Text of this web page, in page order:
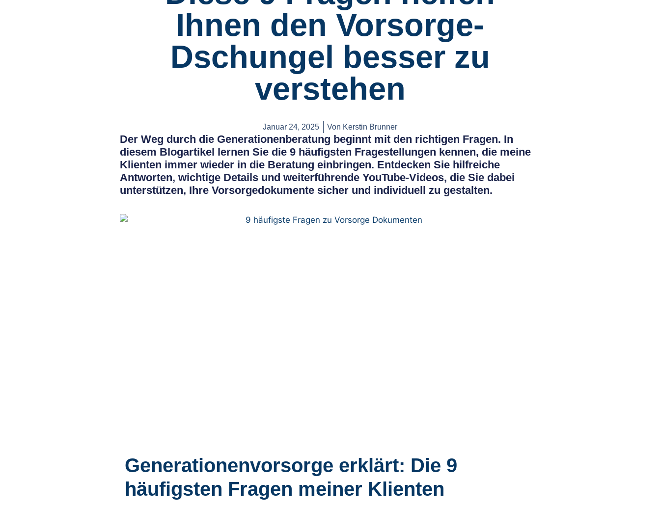
Ihnen den Vorsorge-
Dschungel besser zu
verstehen
Januar 24, 2025 Von Kerstin Brunner
Der Weg durch die Generationenberatung beginnt mit den richtigen Fragen. In
diesem Blogartikel lernen Sie die 9 häufigsten Fragestellungen kennen, die meine
Klienten immer wieder in die Beratung einbringen. Entdecken Sie hilfreiche
Antworten, wichtige Details und weiterführende YouTube-Videos, die Sie dabei
unterstützen, Ihre Vorsorgedokumente sicher und individuell zu gestalten.
Generationenvorsorge erklärt: Die 9
häufigsten Fragen meiner Klienten